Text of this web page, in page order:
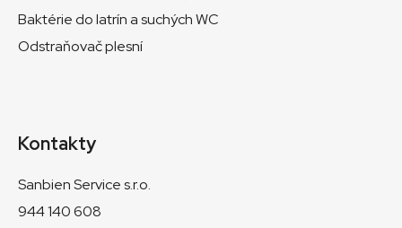
Baktérie do latrín a suchých WC
Odstraňovač plesní
Kontakty
Sanbien Service s.r.o.
944 140 608